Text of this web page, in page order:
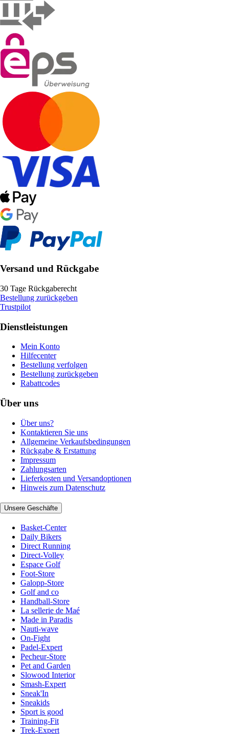
Versand und Rückgabe
30 Tage Rückgaberecht
Bestellung zurückgeben
Trustpilot
Dienstleistungen
Mein Konto
Hilfecenter
Bestellung verfolgen
Bestellung zurückgeben
Rabattcodes
Über uns
Über uns?
Kontaktieren Sie uns
Allgemeine Verkaufsbedingungen
Rückgabe & Erstattung
Impressum
Zahlungsarten
Lieferkosten und Versandoptionen
Hinweis zum Datenschutz
Unsere Geschäfte
Basket-Center
Daily Bikers
Direct Running
Direct-Volley
Espace Golf
Foot-Store
Galopp-Store
Golf and co
Handball-Store
La sellerie de Maé
Made in Paradis
Nauti-wave
On-Fight
Padel-Expert
Pecheur-Store
Pet and Garden
Slowood Interior
Smash-Expert
Sneak'In
Sneakids
Sport is good
Training-Fit
Trek-Expert